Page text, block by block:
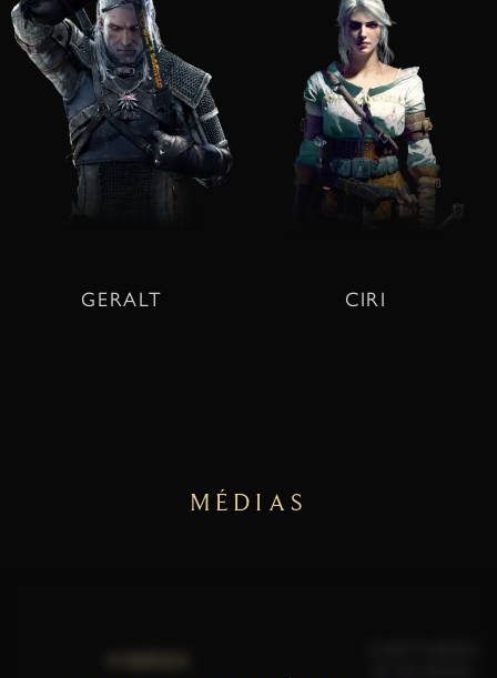
GERALT CIRI
MÉDIAS